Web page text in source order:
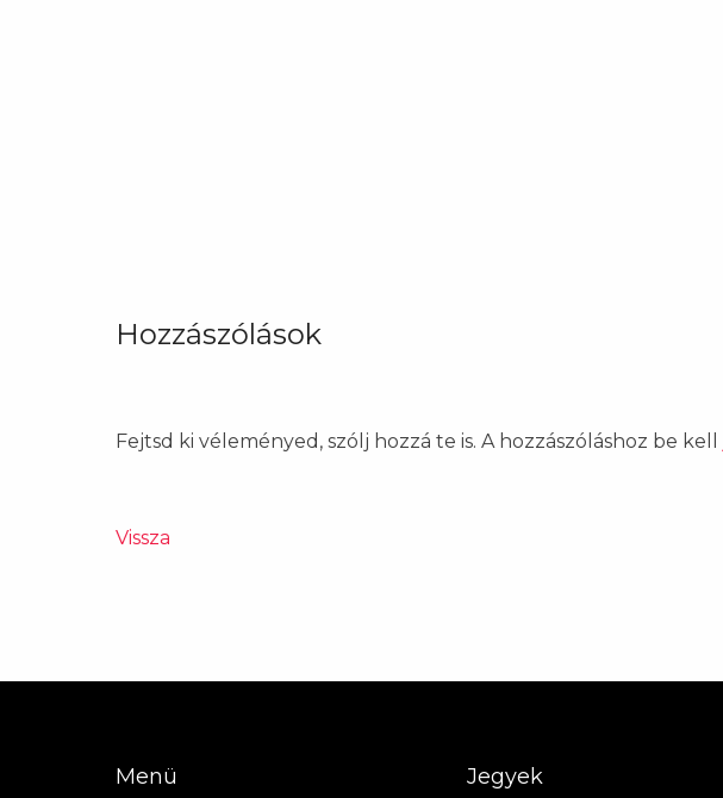
Hozzászólások
Fejtsd ki véleményed, szólj hozzá te is. A hozzászóláshoz be kell
Vissza
Menü Jegyek